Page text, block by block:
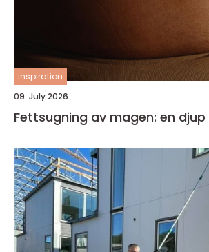
inspiration
09. July 2026
Fettsugning av magen: en